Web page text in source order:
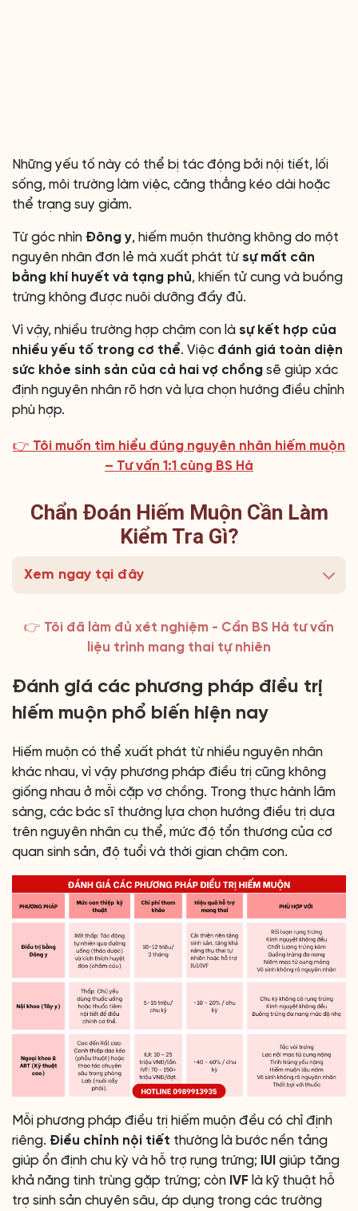
Những yếu tố này có thể bị tác động bởi nội tiết, lối
sống, môi trường làm việc, căng thẳng kéo dài hoặc
thể trạng suy giảm.
Từ góc nhìn Đông y, hiếm muộn thường không do một
nguyên nhân đơn lẻ mà xuất phát từ sự mất cân
bằng khí huyết và tạng phủ, khiến tử cung và buồng
trứng không được nuôi dưỡng đầy đủ.
Vì vậy, nhiều trường hợp chậm con là sự kết hợp của
nhiều yếu tố trong cơ thể. Việc đánh giá toàn diện
sức khỏe sinh sản của cả hai vợ chồng sẽ giúp xác
định nguyên nhân rõ hơn và lựa chọn hướng điều chỉnh
phù hợp.
👉 Tôi muốn tìm hiểu đúng nguyên nhân hiếm muộn
– Tư vấn 1:1 cùng BS Hà
Chẩn Đoán Hiếm Muộn Cần Làm
Kiểm Tra Gì?
Xem ngay tại đây
👉 Tôi đã làm đủ xét nghiệm - Cần BS Hà tư vấn
liệu trình mang thai tự nhiên
Đánh giá các phương pháp điều trị
hiếm muộn phổ biến hiện nay
Hiếm muộn có thể xuất phát từ nhiều nguyên nhân
khác nhau, vì vậy phương pháp điều trị cũng không
giống nhau ở mỗi cặp vợ chồng. Trong thực hành lâm
sàng, các bác sĩ thường lựa chọn hướng điều trị dựa
trên nguyên nhân cụ thể, mức độ tổn thương của cơ
quan sinh sản, độ tuổi và thời gian chậm con.
Mỗi phương pháp điều trị hiếm muộn đều có chỉ định
riêng. Điều chỉnh nội tiết thường là bước nền tảng
giúp ổn định chu kỳ và hỗ trợ rụng trứng; IUI giúp tăng
khả năng tinh trùng gặp trứng; còn IVF là kỹ thuật hỗ
trợ sinh sản chuyên sâu, áp dụng trong các trường